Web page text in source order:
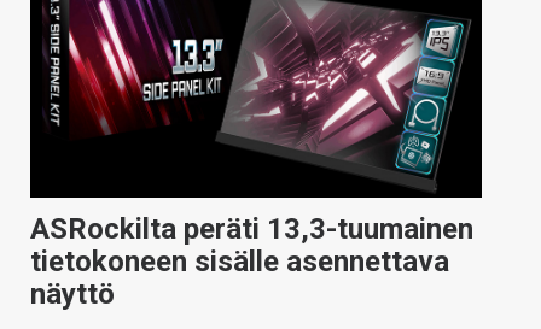
KAUPPA
VAIHDA TEEMA
ASRockilta peräti 13,3-tuumainen
tietokoneen sisälle asennettava
näyttö